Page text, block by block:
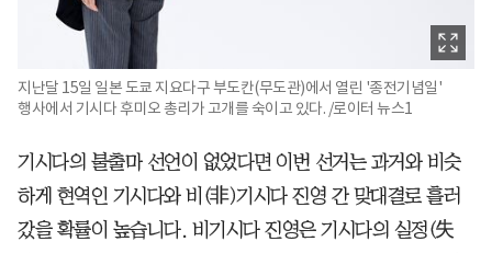
지난달 15일 일본 도쿄 지요다구 부도칸(무도관)에서 열린 '종전기념일'
행사에서 기시다 후미오 총리가 고개를 숙이고 있다. /로이터 뉴스1
기시다의 불출마 선언이 없었다면 이번 선거는 과거와 비슷
하게 현역인 기시다와 비(非)기시다 진영 간 맞대결로 흘러
갔을 확률이 높습니다. 비기시다 진영은 기시다의 실정(失